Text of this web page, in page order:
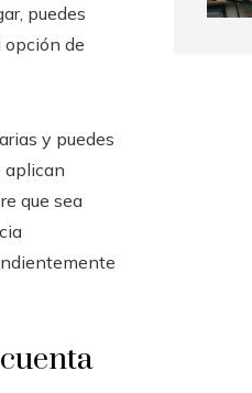
puedes
opción de
y puedes
aplican
que sea